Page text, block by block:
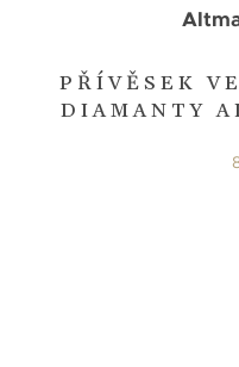
PŘÍVĚSEK
DIAMANTY